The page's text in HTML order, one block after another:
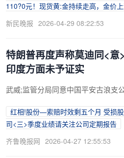
110?0元！现货黄:金持续走高，金价
新民晚报 2026-04-29 08:22:53
特朗普再度声称莫迪同<
印度方面未予证实
武威;监管分局同意中国平安古浪支
红相!股份—索赔时效剩五个月 受损
司<三>季度业绩请关注公司定期报告
齐鲁晚报网 2026-04-27 12:55:53